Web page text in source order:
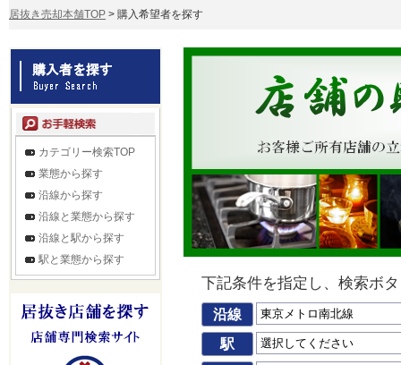
居抜き売却本舗TOP > 購入希望者を探す
下記条件を指定し、検索ボ
沿線
駅
カテゴリー検索TOP
業態から探す
沿線から探す
沿線と業態から探す
沿線と駅から探す
駅と業態から探す